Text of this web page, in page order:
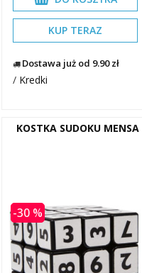
KUP TERAZ
Dostawa już od 9.90 zł
/ Kredki
KOSTKA SUDOKU MENSA
-30 %